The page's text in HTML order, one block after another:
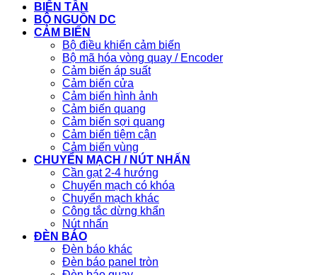
BIẾN TẦN
BỘ NGUỒN DC
CẢM BIẾN
Bộ điều khiển cảm biến
Bộ mã hóa vòng quay / Encoder
Cảm biến áp suất
Cảm biến cửa
Cảm biến hình ảnh
Cảm biến quang
Cảm biến sợi quang
Cảm biến tiệm cận
Cảm biến vùng
CHUYỂN MẠCH / NÚT NHẤN
Cần gạt 2-4 hướng
Chuyển mạch có khóa
Chuyển mạch khác
Công tắc dừng khẩn
Nút nhấn
ĐÈN BÁO
Đèn báo khác
Đèn báo panel tròn